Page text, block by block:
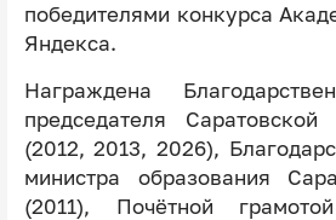
победителями конкурса
Яндекса.
Награждена
председателя
(2012, 2013, 2026),
министра образования
(2011), Почётной